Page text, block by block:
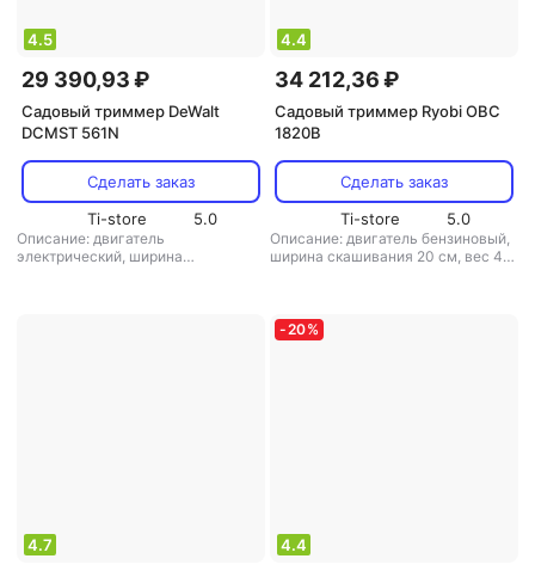
4.5
29 390,93 ₽
Садовый триммер DeWalt
DCMST 561N
Сделать заказ
Ti-store
5.0
Описание: двигатель
электрический, ширина
4.4
34 212,36 ₽
Садовый триммер Ryobi OBC
1820B
Сделать заказ
Ti-store
5.0
Описание: двигатель бензиновый,
ширина скашивания 20 см, вес 4
4.7
-20%
4.4